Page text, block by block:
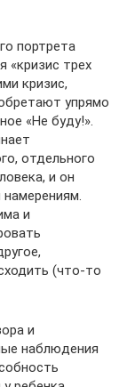
портрета
«кризис трех
кризис,
упрямо
«Не буду!».
отдельного
и он
и
(что-то
и
наблюдения